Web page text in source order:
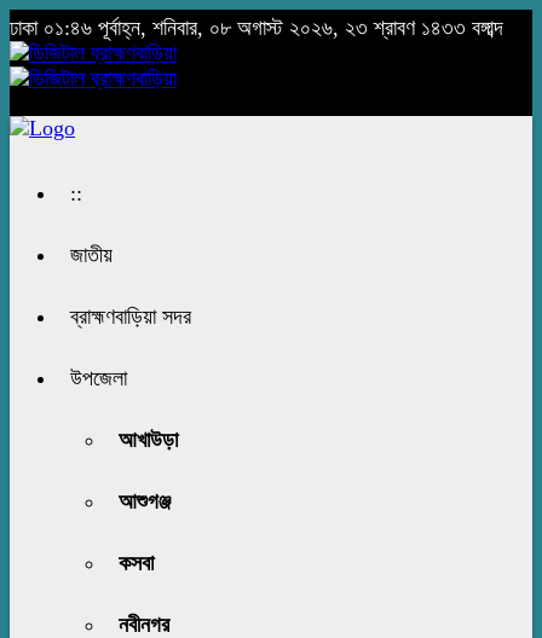
ঢাকা ০১:৪৬ পূর্বাহ্ন, শনিবার, ০৮ অগাস্ট ২০২৬, ২৩ শ্রাবণ ১৪৩৩ বঙ্গাব্দ
::
জাতীয়
ব্রাহ্মণবাড়িয়া সদর
উপজেলা
আখাউড়া
আশুগঞ্জ
কসবা
নবীনগর